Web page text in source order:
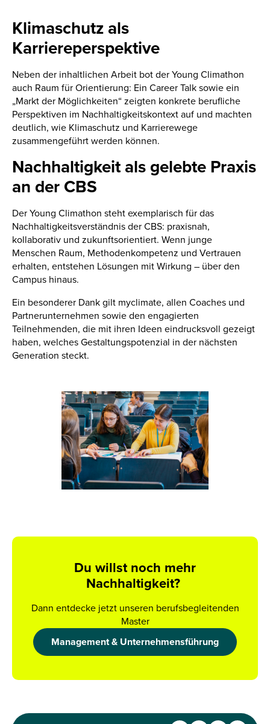
Klimaschutz als
Karriereperspektive
Neben der inhaltlichen Arbeit bot der Young Climathon
auch Raum für Orientierung: Ein Career Talk sowie ein
„Markt der Möglichkeiten“ zeigten konkrete berufliche
Perspektiven im Nachhaltigkeitskontext auf und machten
deutlich, wie Klimaschutz und Karrierewege
zusammengeführt werden können.
Nachhaltigkeit als gelebte Praxis
an der CBS
Der Young Climathon steht exemplarisch für das
Nachhaltigkeitsverständnis der CBS: praxisnah,
kollaborativ und zukunftsorientiert. Wenn junge
Menschen Raum, Methodenkompetenz und Vertrauen
erhalten, entstehen Lösungen mit Wirkung – über den
Campus hinaus.
Ein besonderer Dank gilt myclimate, allen Coaches und
Partnerunternehmen sowie den engagierten
Teilnehmenden, die mit ihren Ideen eindrucksvoll gezeigt
haben, welches Gestaltungspotenzial in der nächsten
Generation steckt.
Du willst noch mehr
Nachhaltigkeit?
Dann entdecke jetzt unseren berufsbegleitenden
Master
Management & Unternehmensführung